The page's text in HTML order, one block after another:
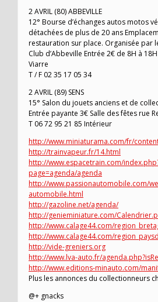
2 AVRIL (80) ABBEVILLE
12° Bourse d’échanges autos motos
détachées de plus de 20 ans
restauration sur place. Organisée par
Club d’Abbeville Entrée 2€ de 8H à
Viarre
T / F 02 35 17 05 34
2 AVRIL (89) SENS
15° Salon du jouets anciens et de
Entrée payante 3€ Salle des fêtes rue
T 06 72 95 21 85 Intérieur
http://www.miniaturama.com/fr/
http://trainvapeur.fr/14.html
http://www.espacetrain.com/
page=agenda/agenda
http://www.passionautomobile.com/
automobile.html
http://gazoline.net/agenda/
http://genieminiature.com/
http://www.calage44.com/
http://www.calage44.com/
http://vide-greniers.org
http://www.lva-auto.fr/
http://www.editions-minauto.com/
Plus les annonces du collectionneurs
@+ gnacks